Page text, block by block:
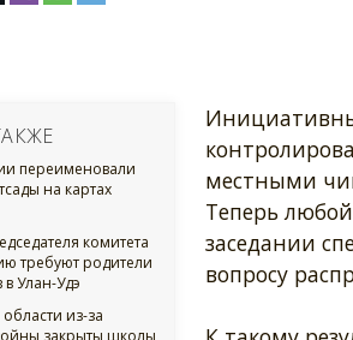
переименовали
на картах
комитета
требуют родители
Улан-Удэ
из-за
закрыты школы
местными
Теперь
заседании
вопросу